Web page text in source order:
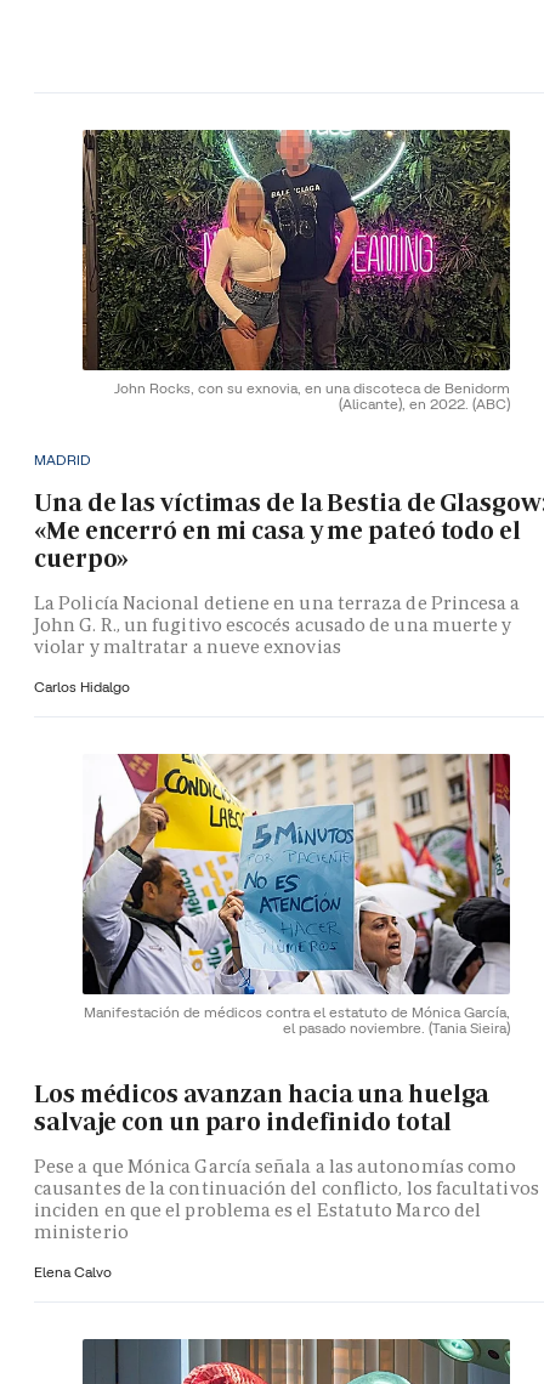
John Rocks, con su exnovia, en una discoteca de Benidorm
(Alicante), en 2022. (ABC)
MADRID
Una de las víctimas de la Bestia de
«Me encerró en mi casa y me pateó todo el
cuerpo»
La Policía Nacional detiene en una terraza de Princesa a
John G. R., un fugitivo escocés acusado de una muerte y
violar y maltratar a nueve exnovias
Carlos Hidalgo
Manifestación de médicos contra el estatuto de Mónica García,
el pasado noviembre. (Tania Sieira)
Los médicos avanzan hacia una huelga
salvaje con un paro indefinido total
Pese a que Mónica García señala a las autonomías como
causantes de la continuación del conflicto, los facultativos
inciden en que el problema es el Estatuto Marco del
ministerio
Elena Calvo